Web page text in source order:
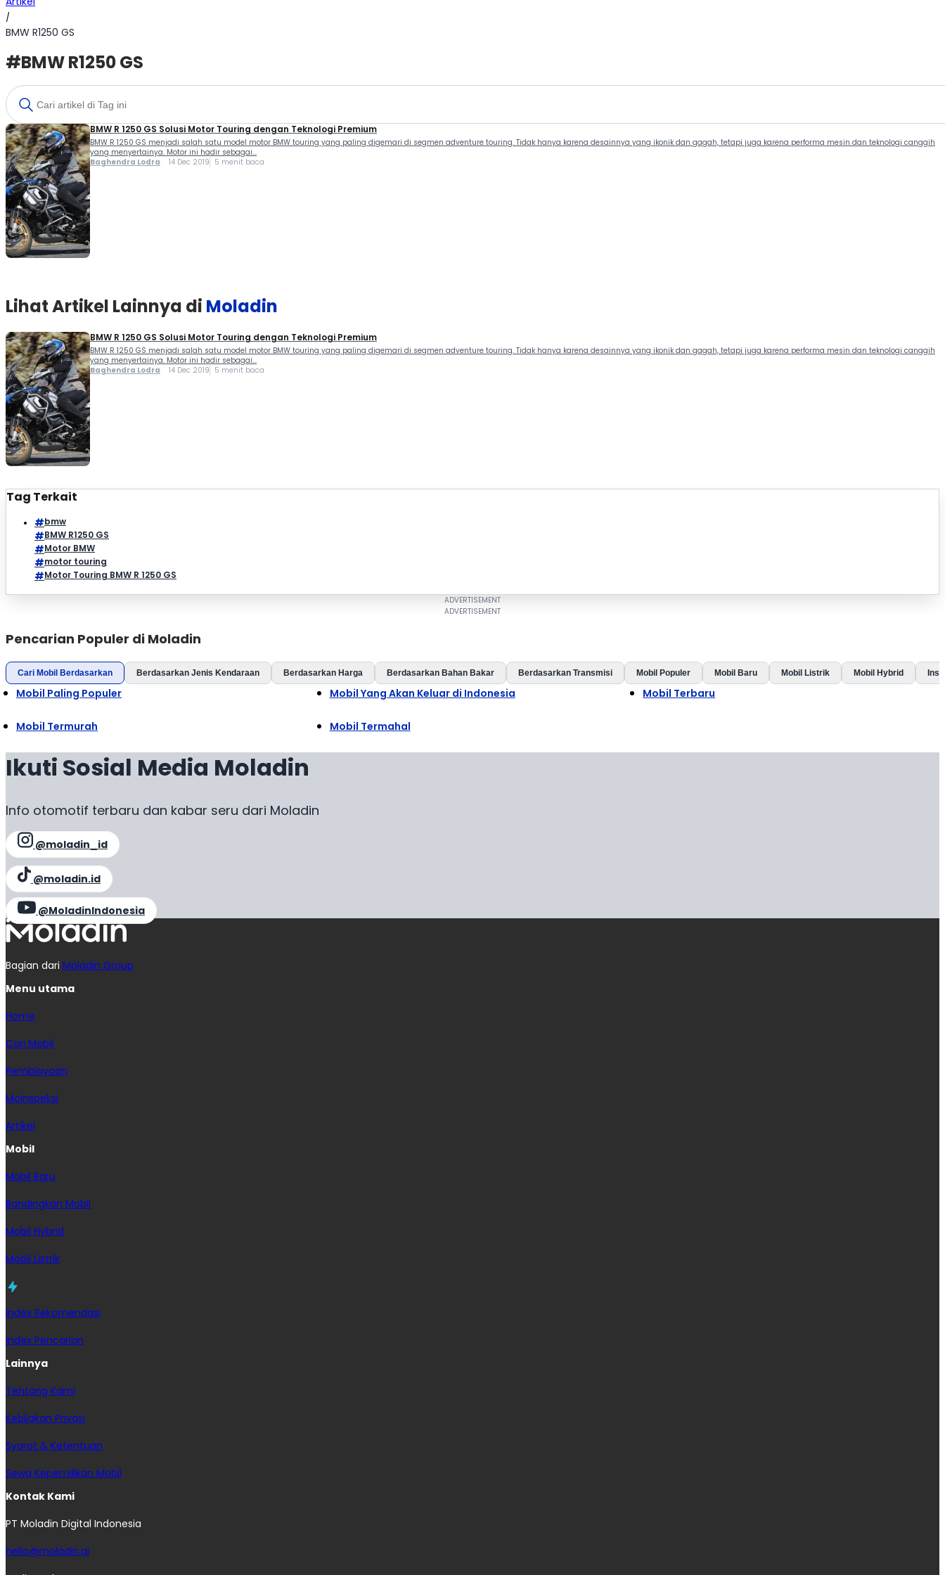
/
BMW R1250 GS
#BMW R1250 GS
BMW R 1250 GS Solusi Motor Touring dengan Teknologi Premium
BMW R 1250 GS menjadi salah satu model motor BMW touring yang paling digemari di segmen adventure touring. Tidak hanya karena desainnya yang ikonik dan gagah, tetapi juga karena performa mesin dan teknologi canggih
yang menyertainya. Motor ini hadir sebagai...
Baghendra Lodra 14 Dec 2019 5 menit baca
Lihat Artikel Lainnya di Moladin
BMW R 1250 GS Solusi Motor Touring dengan Teknologi Premium
BMW R 1250 GS menjadi salah satu model motor BMW touring yang paling digemari di segmen adventure touring. Tidak hanya karena desainnya yang ikonik dan gagah, tetapi juga karena performa mesin dan teknologi canggih
yang menyertainya. Motor ini hadir sebagai...
Baghendra Lodra 14 Dec 2019 5 menit baca
Tag Terkait
bmw
BMW R1250 GS
Motor BMW
motor touring
Motor Touring BMW R 1250 GS
Pencarian Populer di Moladin
Cari Mobil Berdasarkan Berdasarkan Jenis Kendaraan Berdasarkan Harga Berdasarkan Bahan Bakar Berdasarkan Transmisi Mobil Populer Mobil Baru Mobil Listrik Mobil Hybrid
Mobil Paling Populer Mobil Yang Akan Keluar di Indonesia Mobil Terbaru
Mobil Termurah Mobil Termahal
Ikuti Sosial Media Moladin
Info otomotif terbaru dan kabar seru dari Moladin
@moladin_id
@moladin.id
@MoladinIndonesia
Bagian dari Moladin Group
Menu utama
Home
Cari Mobil
Pembiayaan
MoInspeksi
Artikel
Mobil
Mobil Baru
Bandingkan Mobil
Mobil Hybrid
Mobil Listrik
Index Rekomendasi
Index Pencarian
Lainnya
Tentang Kami
Kebijakan Privasi
Syarat & Ketentuan
Sewa Kepemilikan Mobil
Kontak Kami
PT Moladin Digital Indonesia
hello@moladin.ai